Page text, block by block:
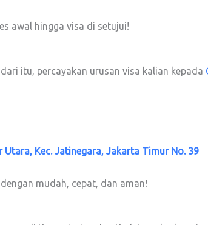
awal hingga visa di setujui!
itu, percayakan urusan visa kalian kepada
Utara, Kec. Jatinegara, Jakarta Timur No. 39
mudah, cepat, dan aman!